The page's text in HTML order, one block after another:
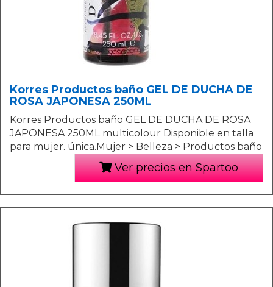
Korres Productos baño GEL DE DUCHA DE
ROSA JAPONESA 250ML
Korres Productos baño GEL DE DUCHA DE ROSA
JAPONESA 250ML multicolour Disponible en talla
para mujer. única.Mujer > Belleza > Productos baño
Ver precios en Spartoo